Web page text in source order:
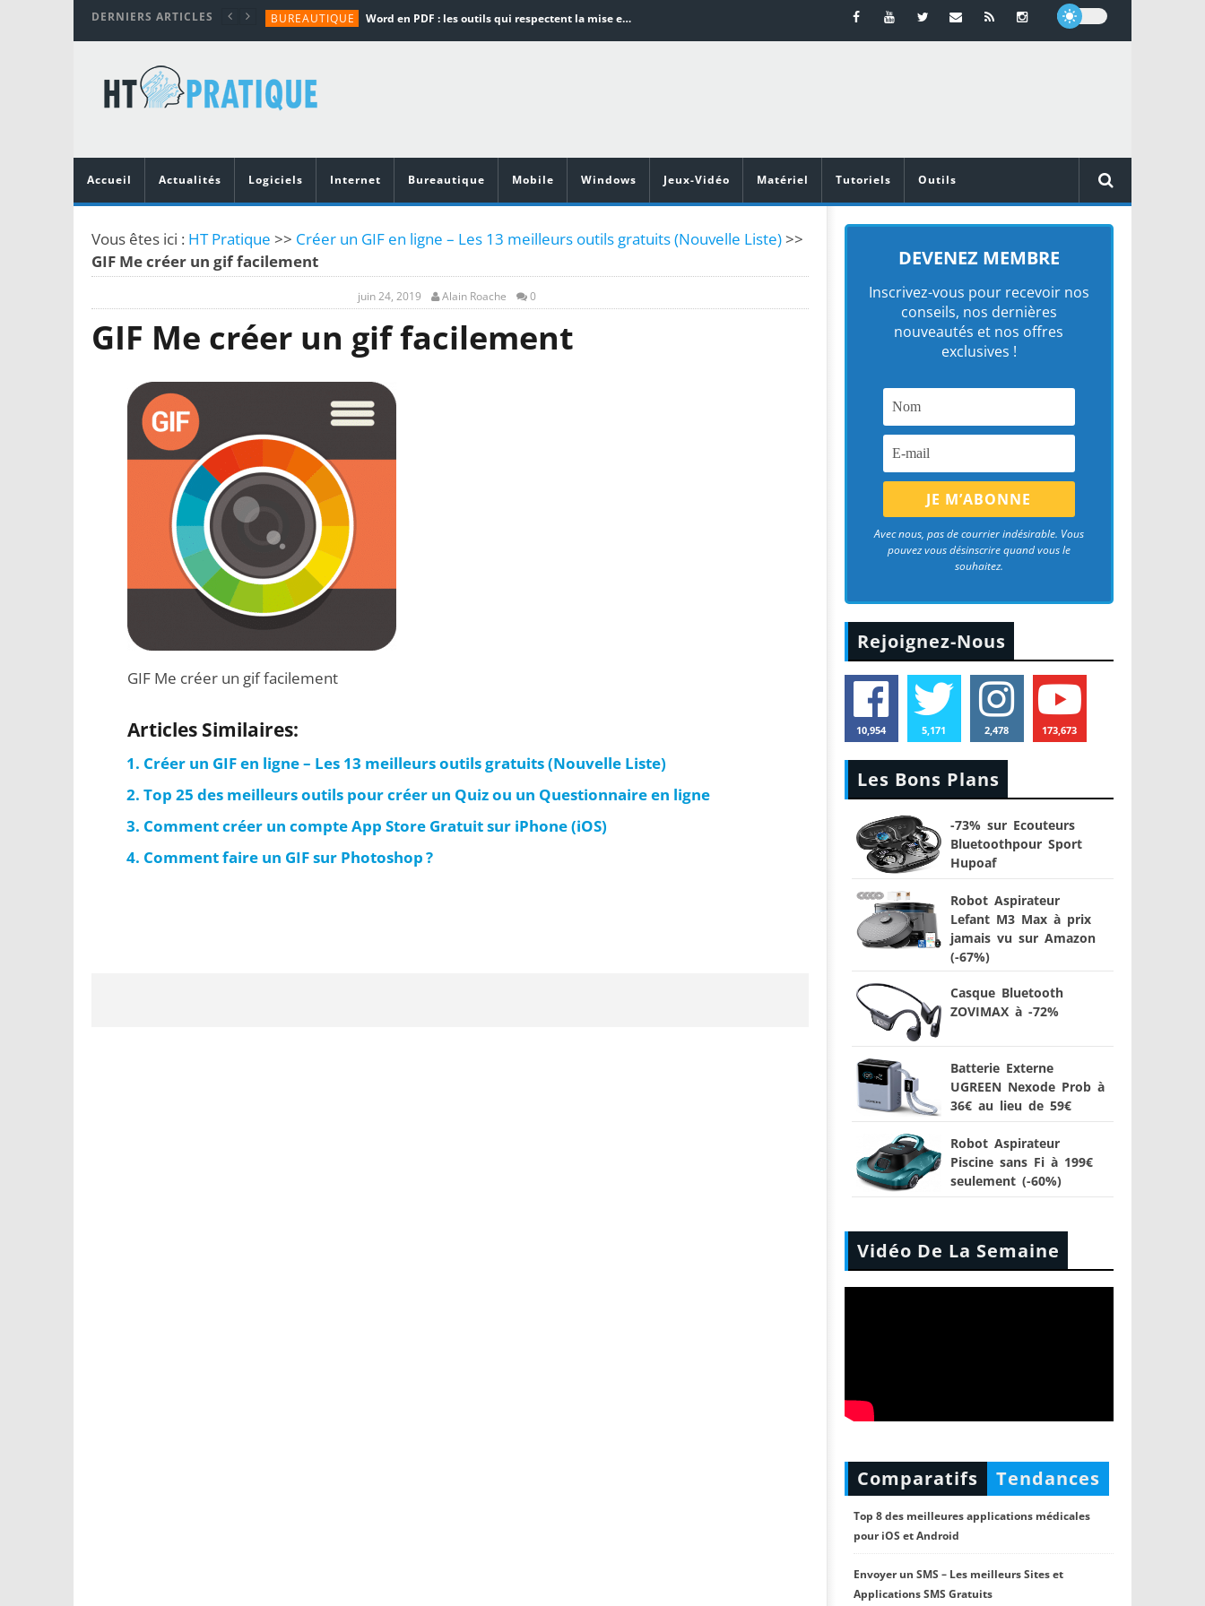
DERNIERS ARTICLES BUREAUTIQUE Word en PDF : les outils qui respectent la mise en page
TUTORIALS
MATÉRIEL
Vidéoprojecteurs Asus : Top 6 des meilleurs modèles de la marque
Accueil
Actualités Logiciels Internet Bureautique Mobile Windows Jeux-Vidéo Matériel Tutoriels Outils
Vous êtes ici : HT Pratique >> Créer un GIF en ligne – Les 13 meilleurs outils gratuits (Nouvelle Liste)>>
GIF Me créer un gif facilement
juin 24, 2019 Alain Roache 0
GIF Me créer un gif facilement
GIF Me créer un gif facilement
Articles Similaires:
Créer un GIF en ligne – Les 13 meilleurs outils gratuits (Nouvelle Liste)
Top 25 des meilleurs outils pour créer un Quiz ou un Questionnaire en ligne
Comment créer un compte App Store Gratuit sur iPhone (iOS)
Comment faire un GIF sur Photoshop ?
DEVENEZ MEMBRE
Inscrivez-vous pour recevoir nos
conseils, nos dernières
nouveautés et nos offres
exclusives !
Avec nous, pas de courrier indésirable. Vous
pouvez vous désinscrire quand vous le
souhaitez.
Rejoignez-Nous
10,954 5,171 2,478 173,673
Les Bons Plans
-73% sur Ecouteurs
Bluetoothpour Sport
Hupoaf
Robot Aspirateur
Lefant M3 Max à prix
jamais vu sur Amazon
(-67%)
Casque Bluetooth
ZOVIMAX à -72%
Batterie Externe
UGREEN Nexode Prob à
36€ au lieu de 59€
Robot Aspirateur
Piscine sans Fi à 199€
seulement (-60%)
Vidéo De La Semaine
Comparatifs Tendances
Top 8 des meilleures applications médicales
pour iOS et Android
Envoyer un SMS – Les meilleurs Sites et
Applications SMS Gratuits